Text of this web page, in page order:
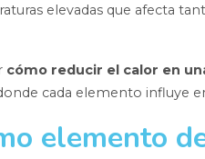
elevadas que afecta
cómo reducir el calor en
cada elemento influye
elemento